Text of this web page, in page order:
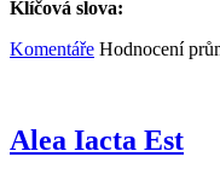
Klíčová slova:
Komentáře Hodnocení
Alea Iacta Est